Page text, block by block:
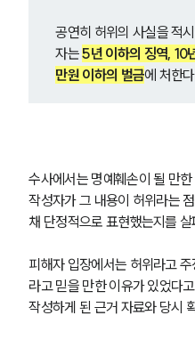
공연히 허위의 사실을 적
자는 5년 이하의 징역, 10
만원 이하의 벌금에 처한
수사에서는 명예훼손이 될 만
작성자가 그 내용이 허위라는
채 단정적으로 표현했는지를
피해자 입장에서는 허위라고
라고 믿을 만한 이유가 있었다
작성하게 된 근거 자료와 당시